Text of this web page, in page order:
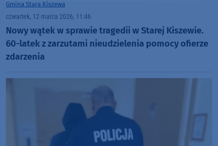
Gmina Stara Kiszewa
czwartek, 12 marca 2026, 11:46
Nowy wątek w sprawie tragedii w Starej Kiszewie.
60-latek z zarzutami nieudzielenia pomocy ofierze
zdarzenia